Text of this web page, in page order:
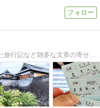
ふと思いついたこと、ちょっとした旅行記など雑多な文章の寄せ集めです。歴史好き・旅好きの管理者YAGOPINによる歴史と旅のサイト「YAGOPIN雑録」の一部を構成しています。